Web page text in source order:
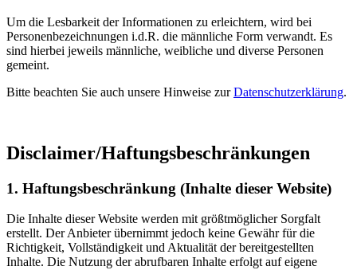
Um die Lesbarkeit der Informationen zu erleichtern, wird bei
Personenbezeichnungen i.d.R. die männliche Form verwandt. Es
sind hierbei jeweils männliche, weibliche und diverse Personen
gemeint.
Bitte beachten Sie auch unsere Hinweise zurDatenschutzerklärung.
Disclaimer/Haftungsbeschränkungen
1. Haftungsbeschränkung (Inhalte dieser Website)
Die Inhalte dieser Website werden mit größtmöglicher Sorgfalt
erstellt. Der Anbieter übernimmt jedoch keine Gewähr für die
Richtigkeit, Vollständigkeit und Aktualität der bereitgestellten
Inhalte. Die Nutzung der abrufbaren Inhalte erfolgt auf eigene